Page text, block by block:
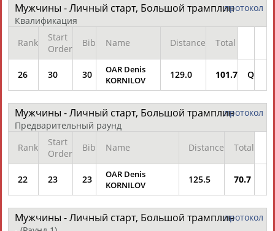
ЦЕЛИ ПРОЕКТА РЕКЛАМА
Вопросы сотрудничества и совместной деятельностиinform@infosport.ru
Стадион, 1998-2026
Разработка и поддержка ООО НАИТ «Стадион»
Адресов в новостной рассылке: 996
Подпишись
протокол
Мужчины - Личный старт, Большой трамплин
Квалификация
Rank
Start
Order
Bib Name Distance Total
26 30 30
OAR Denis
KORNILOV
129.0 101.7 Q
протокол
Мужчины - Личный старт, Большой трамплин
Предварительный раунд
Rank
Start
Order
Bib Name Distance Total
22 23 23
OAR Denis
KORNILOV
125.5 70.7
протокол
Мужчины - Личный старт, Большой трамплин